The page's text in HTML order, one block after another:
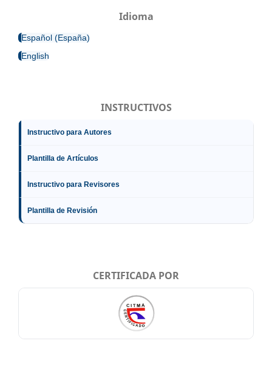
Idioma
Español (España)
English
INSTRUCTIVOS
Instructivo para Autores
Plantilla de Artículos
Instructivo para Revisores
Plantilla de Revisión
CERTIFICADA POR